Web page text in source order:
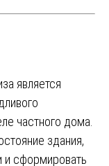
является
частного дома.
здания,
и сформировать